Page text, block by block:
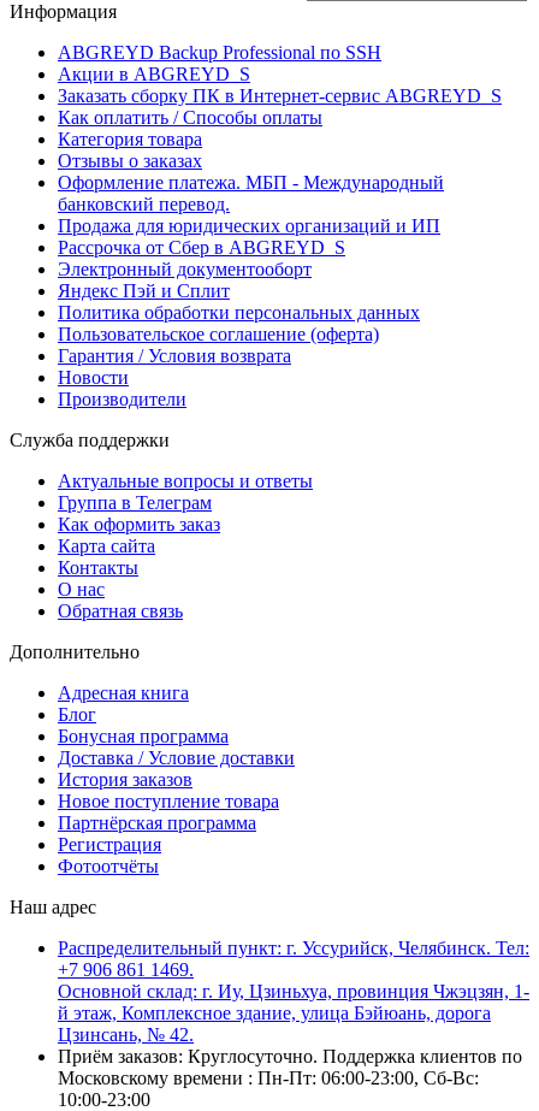
Информация
ABGREYD Backup Professional по SSH
Акции в ABGREYD_S
Заказать сборку ПК в Интернет-сервис ABGREYD_S
Как оплатить / Способы оплаты
Категория товара
Отзывы о заказах
Оформление платежа. МБП - Международный
банковский перевод.
Продажа для юридических организаций и ИП
Рассрочка от Сбер в ABGREYD_S
Электронный документооборт
Яндекс Пэй и Сплит
Политика обработки персональных данных
Пользовательское соглашение (оферта)
Гарантия / Условия возврата
Новости
Производители
Служба поддержки
Актуальные вопросы и ответы
Группа в Телеграм
Как оформить заказ
Карта сайта
Контакты
О нас
Обратная связь
Дополнительно
Адресная книга
Блог
Бонусная программа
Доставка / Условие доставки
История заказов
Новое поступление товара
Партнёрская программа
Регистрация
Фотоотчёты
Наш адрес
Распределительный пункт: г. Уссурийск, Челябинск. Тел:
+7 906 861 1469.
Основной склад: г. Иу, Цзиньхуа, провинция Чжэцзян, 1-
й этаж, Комплексное здание, улица Бэйюань, дорога
Цзинсань, № 42.
Приём заказов: Круглосуточно. Поддержка клиентов по
Московскому времени : Пн-Пт: 06:00-23:00, Сб-Вс:
10:00-23:00